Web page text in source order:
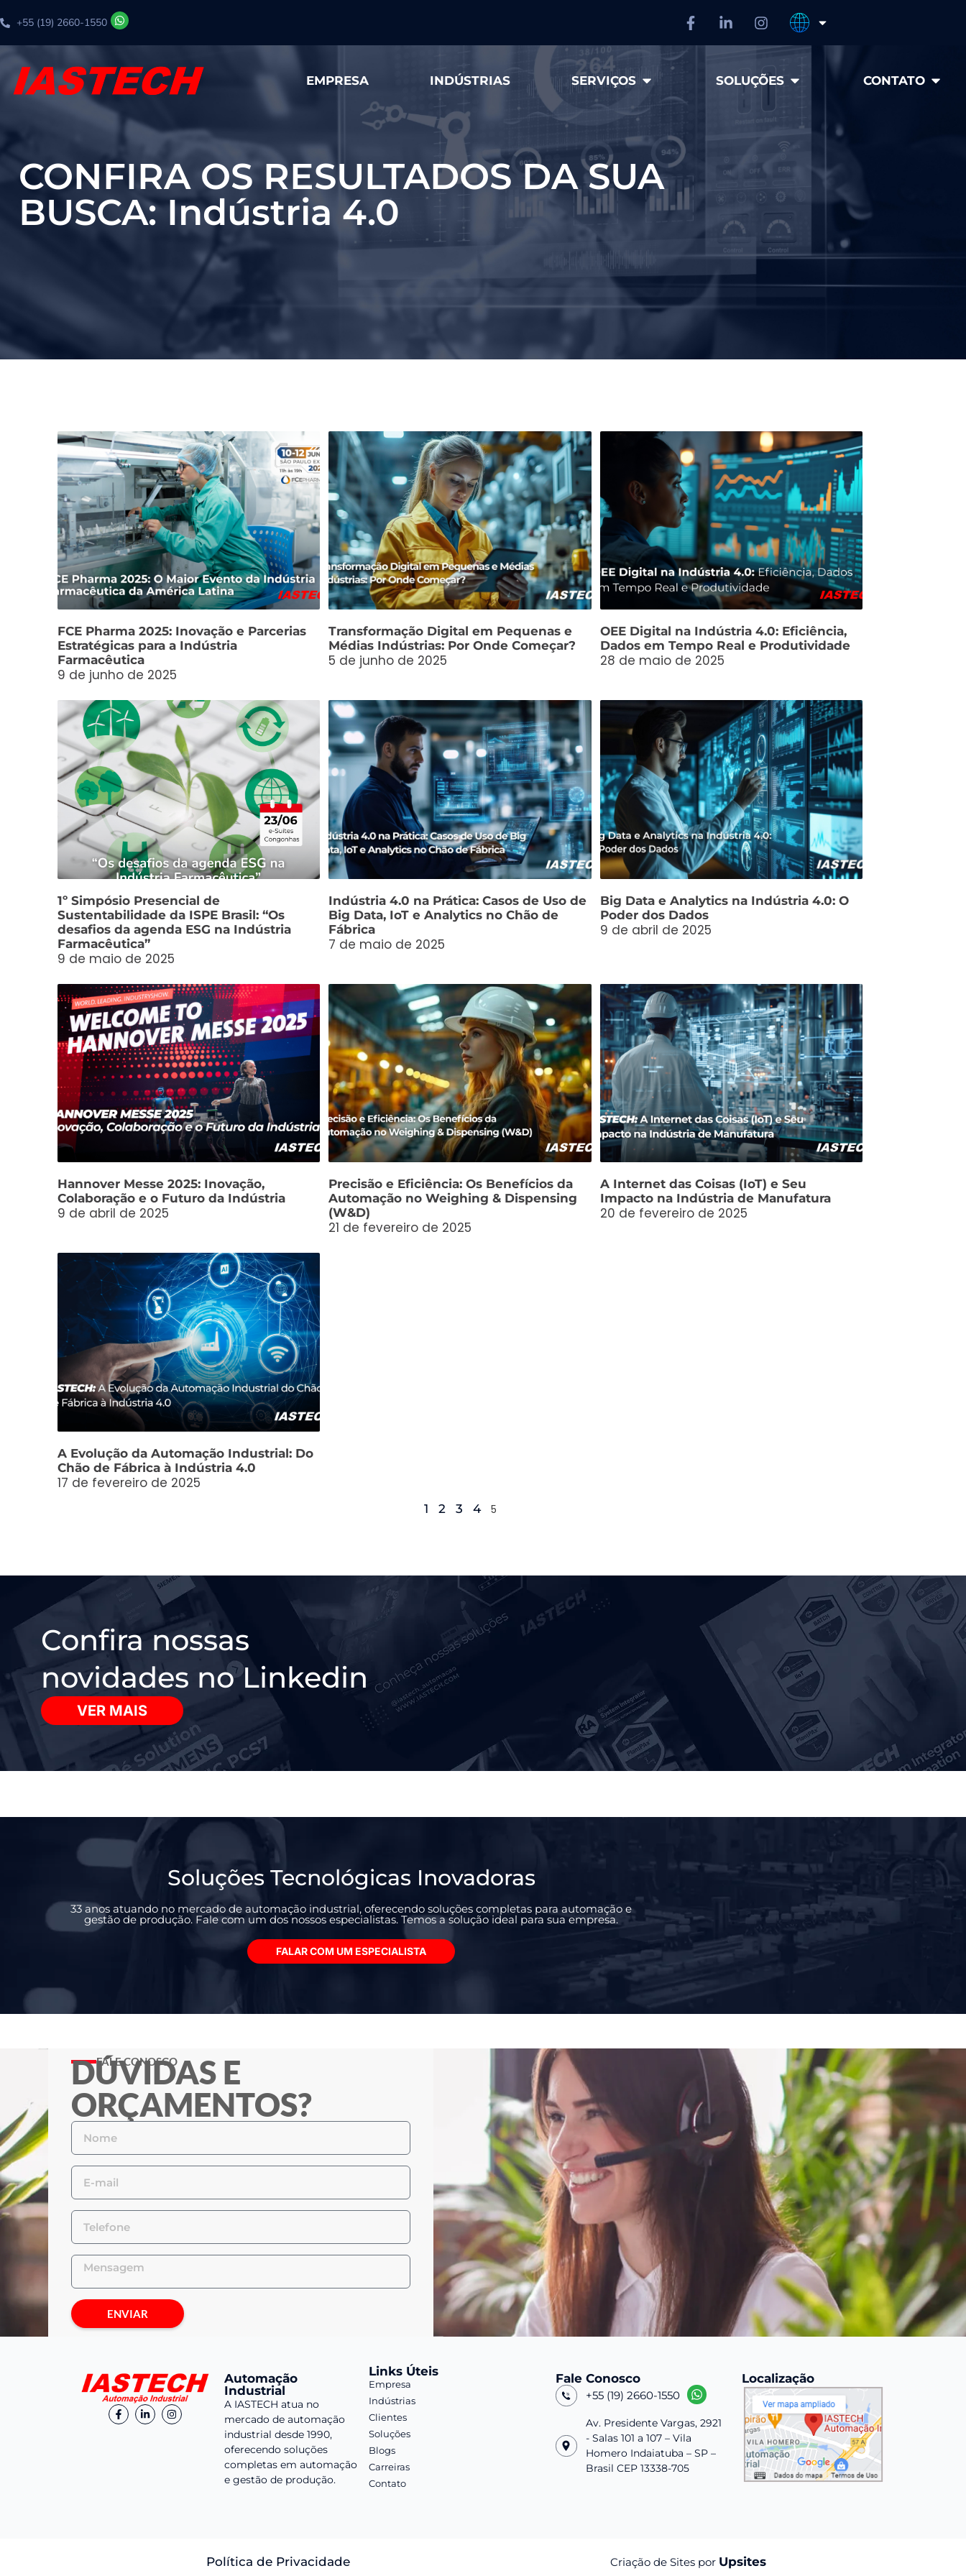
+55 (19) 2660-1550
EMPRESA INDÚSTRIAS SERVIÇOS SOLUÇÕES CONTATO
CONFIRA OS RESULTADOS DA SUA
BUSCA: Indústria 4.0
FCE Pharma 2025: Inovação e Parcerias
Estratégicas para a Indústria
Farmacêutica
9 de junho de 2025
Transformação Digital em Pequenas e
Médias Indústrias: Por Onde Começar?
5 de junho de 2025
OEE Digital na Indústria 4.0: Eficiência,
Dados em Tempo Real e Produtividade
28 de maio de 2025
1º Simpósio Presencial de
Sustentabilidade da ISPE Brasil: “Os
desafios da agenda ESG na Indústria
Farmacêutica”
9 de maio de 2025
Indústria 4.0 na Prática: Casos de Uso de
Big Data, IoT e Analytics no Chão de
Fábrica
7 de maio de 2025
Big Data e Analytics na Indústria 4.0: O
Poder dos Dados
9 de abril de 2025
Hannover Messe 2025: Inovação,
Colaboração e o Futuro da Indústria
9 de abril de 2025
Precisão e Eficiência: Os Benefícios da
Automação no Weighing & Dispensing
(W&D)
21 de fevereiro de 2025
A Internet das Coisas (IoT) e Seu
Impacto na Indústria de Manufatura
20 de fevereiro de 2025
A Evolução da Automação Industrial: Do
Chão de Fábrica à Indústria 4.0
17 de fevereiro de 2025
1 2 3 4 5
Confira nossas
novidades no Linkedin
VER MAIS
Soluções Tecnológicas Inovadoras
33 anos atuando no mercado de automação industrial, oferecendo soluções completas para automação e
gestão de produção. Fale com um dos nossos especialistas. Temos a solução ideal para sua empresa.
FALAR COM UM ESPECIALISTA
FALE CONOSCO
DÚVIDAS E
ORÇAMENTOS?
ENVIAR
Automação
Industrial
A IASTECH atua no
mercado de automação
industrial desde 1990,
oferecendo soluções
completas em automação
e gestão de produção.
Links Úteis
Empresa
Indústrias
Clientes
Soluções
Blogs
Carreiras
Contato
Fale Conosco
+55 (19) 2660-1550
Av. Presidente Vargas, 2921
- Salas 101 a 107 – Vila
Homero Indaiatuba – SP –
Brasil CEP 13338-705
Localização
Política de Privacidade Criação de Sites por Upsites